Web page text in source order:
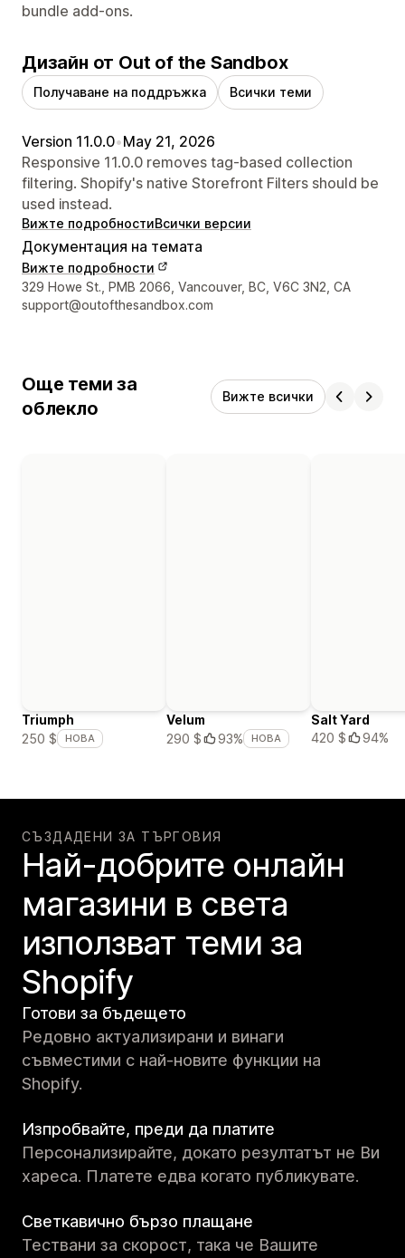
bundle add-ons.
Дизайн от Out of the Sandbox
Получаване на поддръжка Всички теми
Version 11.0.0•May 21, 2026
Responsive 11.0.0 removes tag-based collection
filtering. Shopify's native Storefront Filters should be
used instead.
Вижте подробностиВсички версии
Документация на темата
Вижте подробности
Данни за връзка с дизайнера
329 Howe St., PMB 2066, Vancouver, BC, V6C 3N2, CA
support@outofthesandbox.com
Още теми за
облекло
Вижте всички
Triumph
250 $
НОВА
Velum
290 $
93% НОВА
Salt Yard
420 $
94%
СЪЗДАДЕНИ ЗА ТЪРГОВИЯ
Най-добрите онлайн
магазини в света
използват теми за
Shopify
Готови за бъдещето
Редовно актуализирани и винаги
съвместими с най-новите функции на
Shopify.
Изпробвайте, преди да платите
Персонализирайте, докато резултатът не Ви
хареса. Платете едва когато публикувате.
Светкавично бързо плащане
Тествани за скорост, така че Вашите